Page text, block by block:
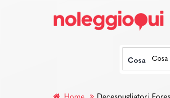
Cosa